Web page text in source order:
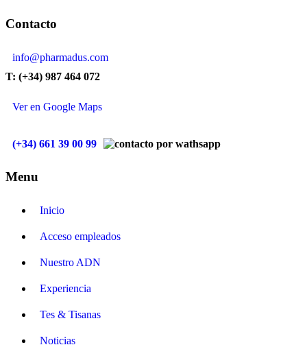
Contacto
info@pharmadus.com
T: (+34) 987 464 072
Ver en Google Maps
(+34) 661 39 00 99
Menu
Inicio
Acceso empleados
Nuestro ADN
Experiencia
Tes & Tisanas
Noticias